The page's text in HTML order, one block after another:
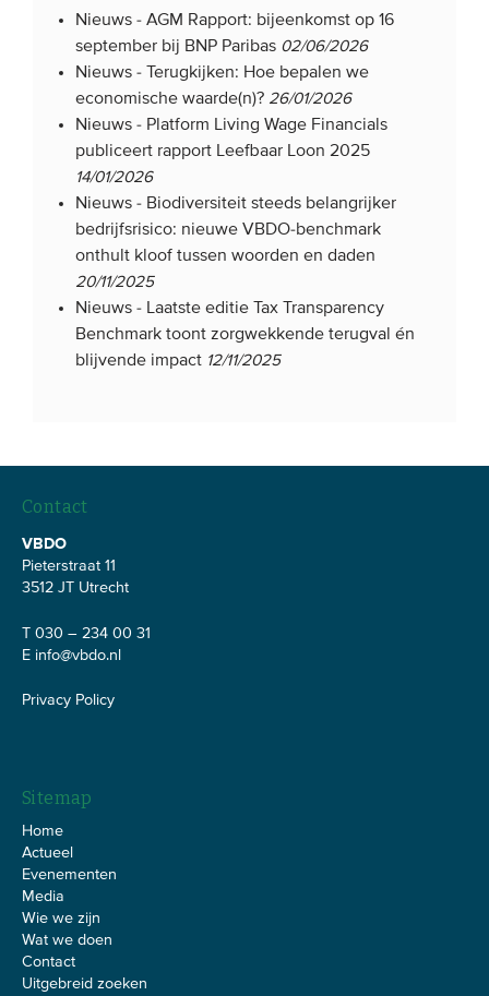
Nieuws -AGM Rapport: bijeenkomst op 16
september bij BNP Paribas 02/06/2026
Nieuws -
Terugkijken: Hoe bepalen we
economische waarde(n)? 26/01/2026
Nieuws - Platform Living Wage Financials
publiceert rapport Leefbaar Loon 2025
14/01/2026
Nieuws - Biodiversiteit steeds belangrijker
bedrijfsrisico: nieuwe VBDO-benchmark
onthult kloof tussen woorden en daden
20/11/2025
Nieuws - Laatste editie Tax Transparency
Benchmark toont zorgwekkende terugval én
blijvende impact 12/11/2025
Contact
VBDO
Pieterstraat 11
3512 JT Utrecht
T 030 – 234 00 31
E info@vbdo.nl
Privacy Policy
Sitemap
Home
Actueel
Evenementen
Media
Wie we zijn
Wat we doen
Contact
Uitgebreid zoeken